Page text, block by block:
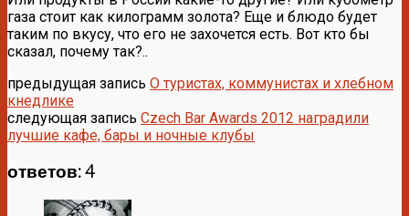
газа стоит как килограмм золота? Еще и блюдо будет
таким по вкусу, что его не захочется есть. Вот кто бы
сказал, почему так?..
предыдущая запись О туристах, коммунистах и хлебном
кнедлике
следующая запись Czech Bar Awards 2012 наградили
лучшие кафе, бары и ночные клубы
ответов: 4